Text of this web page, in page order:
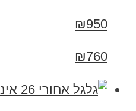
₪950
₪760